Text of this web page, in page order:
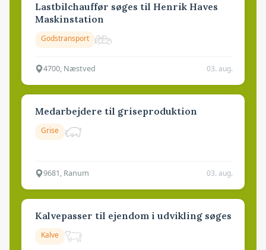
Lastbilchauffør søges til Henrik Haves
Maskinstation
Godstransport
4700, Næstved 03. aug.
Medarbejdere til griseproduktion
Grise
9681, Ranum 03. aug.
Kalvepasser til ejendom i udvikling søges
Kalve